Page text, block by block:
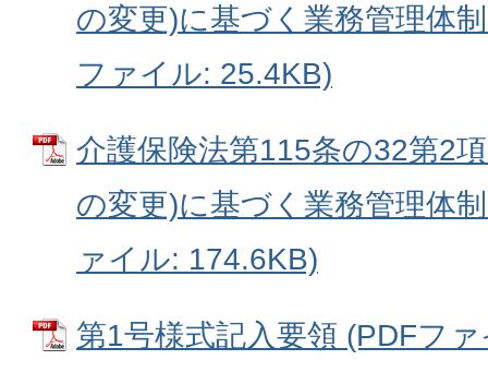
の変更)に基づく業務管理体
ファイル: 25.4KB)
介護保険法第115条の32第2
の変更)に基づく業務管理体
ァイル: 174.6KB)
第1号様式記入要領 (PDFフ